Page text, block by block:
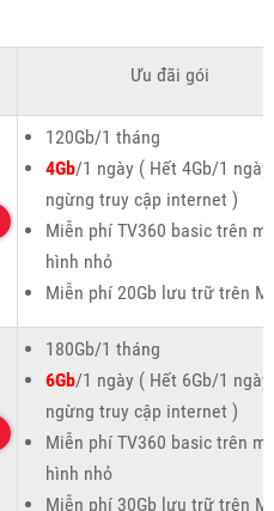
Ưu đãi gói
120Gb/1 tháng
4Gb/1 ngày ( Hết 4Gb/1 ngày
ngừng truy cập internet )
Miễn phí TV360 basic trên
hình nhỏ
Miễn phí 20Gb lưu trữ trên
180Gb/1 tháng
6Gb/1 ngày ( Hết 6Gb/1 ngày
ngừng truy cập internet )
Miễn phí TV360 basic trên
hình nhỏ
Miễn phí 30Gb lưu trữ trên